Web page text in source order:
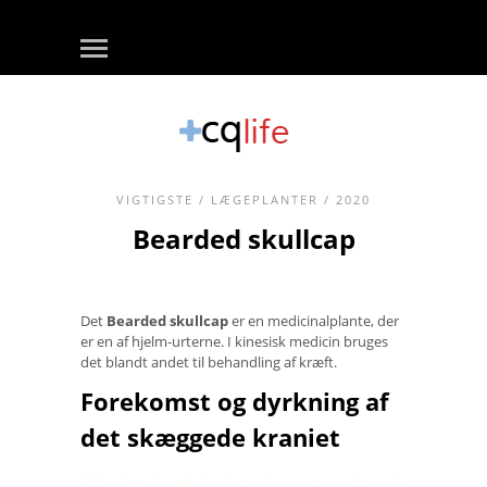
VIGTIGSTE / LÆGEPLANTER / 2020
Bearded skullcap
Det Bearded skullcaper en medicinalplante, der
er en af ​​hjelm-urterne. I kinesisk medicin bruges
det blandt andet til behandling af kræft.
Forekomst og dyrkning af
det skæggede kraniet